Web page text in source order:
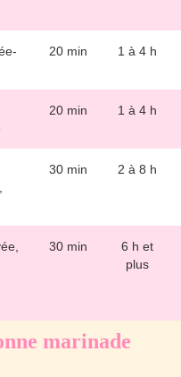
20 min 1 à 4 h
20 min 1 à 4 h
30 min 2 à 8 h
30 min
6 h et
plus
marinade